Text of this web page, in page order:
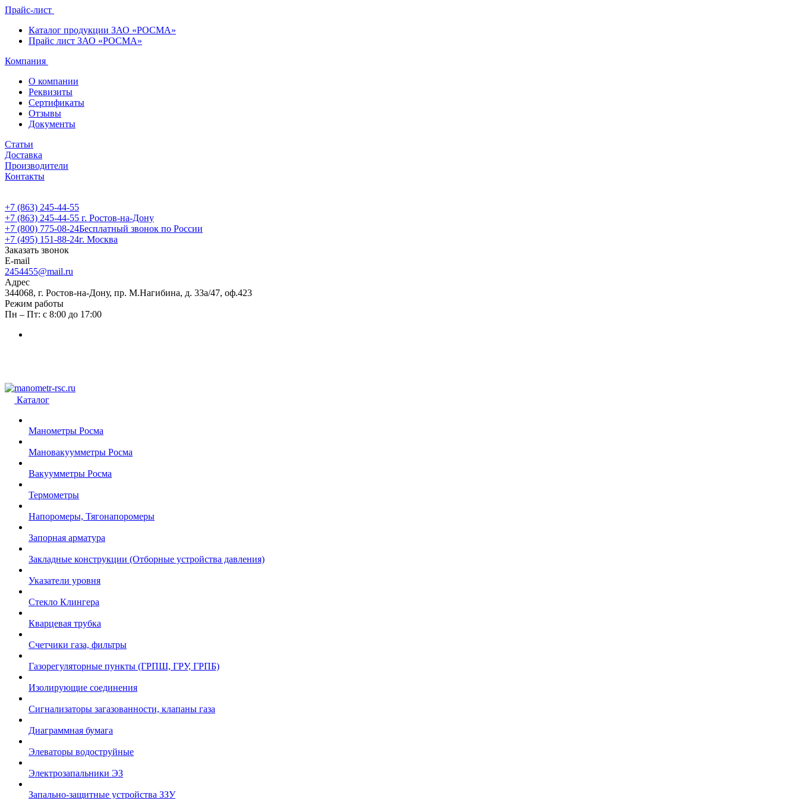
Прайс-лист
Каталог продукции ЗАО «РОСМА»
Прайс лист ЗАО «РОСМА»
Компания
О компании
Реквизиты
Сертификаты
Отзывы
Документы
Статьи
Доставка
Производители
Контакты
+7 (863) 245-44-55
+7 (863) 245-44-55 г. Ростов-на-Дону
+7 (800) 775-08-24Бесплатный звонок по России
+7 (495) 151-88-24г. Москва
Заказать звонок
E-mail
2454455@mail.ru
Адрес
344068, г. Ростов-на-Дону, пр. М.Нагибина, д. 33а/47, оф.423
Режим работы
Пн – Пт: с 8:00 до 17:00
Каталог
Манометры Росма
Мановакуумметры Росма
Вакуумметры Росма
Термометры
Напоромеры, Тягонапоромеры
Запорная арматура
Закладные конструкции (Отборные устройства давления)
Указатели уровня
Стекло Клингера
Кварцевая трубка
Счетчики газа, фильтры
Газорегуляторные пункты (ГРПШ, ГРУ, ГРПБ)
Изолирующие соединения
Сигнализаторы загазованности, клапаны газа
Диаграммная бумага
Элеваторы водоструйные
Электрозапальники ЭЗ
Запально-защитные устройства ЗЗУ